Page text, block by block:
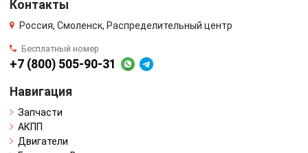
Контакты
Россия, Смоленск, Распределительный центр
Бесплатный номер
+7 (800) 505-90-31
Навигация
Запчасти
АКПП
Двигатели